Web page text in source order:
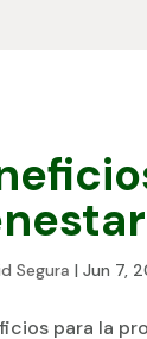
Segura |Jun 7,